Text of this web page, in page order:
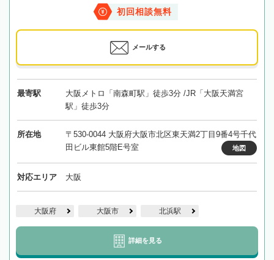
初回相談無料
メールする
最寄駅
大阪メトロ「南森町駅」徒歩3分 /JR「大阪天満宮
駅」徒歩3分
所在地
〒530-0044 大阪府大阪市北区東天満2丁目9番4号千代
田ビル東館5階E号室
地図
対応エリア 大阪
大阪府 大阪市 北浜駅
詳細を見る